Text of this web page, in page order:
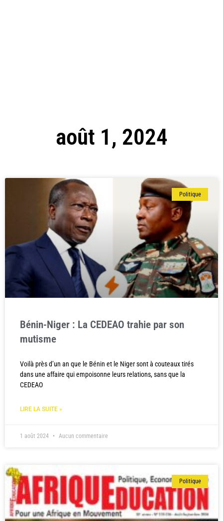
août 1, 2024
Politique
Bénin-Niger : La CEDEAO trahie par son
mutisme
Voilà près d’un an que le Bénin et le Niger sont à couteaux tirés
dans une affaire qui empoisonne leurs relations, sans que la
CEDEAO
LIRE LA SUITE »
1 août 2024 Aucun commentaire
Politique